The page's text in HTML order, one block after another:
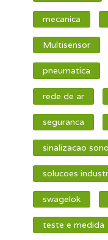
mecanica
Multisensor
pneumatica
rede de ar
seguranca
sinalizacao
solucoes
swagelok
teste e medida